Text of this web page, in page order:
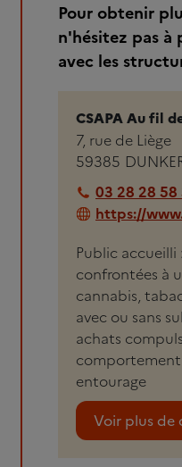
Pour obtenir
n'hésitez pas
avec les
CSAPA Au fil
7, rue de Liège
59385
03 28 28 58
https://
Public accueilli
confrontées à
cannabis,
avec ou sans
achats
entourage
Voir plus de